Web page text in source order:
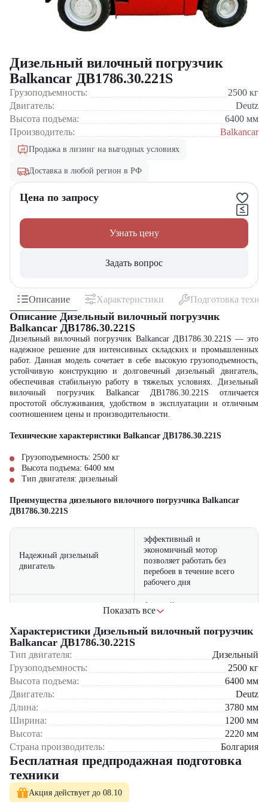
Дизельный вилочный погрузчик
Balkancar ДВ1786.30.221S
Грузоподъемность: 2500 кг
Двигатель:
Deutz
Высота подъема:
6400 мм
Производитель:
Balkancar
Продажа в лизинг на выгодных условиях
Доставка в любой регион в РФ
Цена по запросу
Узнать цену
Задать вопрос
Описание Характеристики Подготовка
Описание Дизельный вилочный погрузчик
Balkancar ДВ1786.30.221S
Дизельный вилочный погрузчик Balkancar ДВ1786.30.221S — это
надежное решение для интенсивных складских и промышленных
работ. Данная модель сочетает в себе высокую грузоподъемность,
устойчивую конструкцию и долговечный дизельный двигатель,
обеспечивая стабильную работу в тяжелых условиях. Дизельный
вилочный погрузчик Balkancar ДВ1786.30.221S отличается
простотой обслуживания, удобством в эксплуатации и отличным
соотношением цены и производительности.
Технические характеристики Balkancar ДВ1786.30.221S
Грузоподъемность: 2500 кг
Высота подъема: 6400 мм
Тип двигателя: дизельный
Преимущества дизельного вилочного погрузчика Balkancar
ДВ1786.30.221S
Надежный дизельный
двигатель
эффективный и
экономичный мотор
позволяет работать без
перебоев в течение всего
рабочего дня
быстрый доступ к основным
узлам снижает затраты
времени и средств на
Универсальность
применения
подходит как для наружных,
так и для крытых складских
площадок, обеспечивая
Где применяется вилочный погрузчик Balkancar
ДВ1786.30.221S?
Промышленные предприятия — для перемещения материалов и
полуфабрикатов
Складские комплексы и логистика — эффективная обработка
паллет и контейнеров
Строительные площадки — транспортировка стройматериалов
Показать все
Характеристики Дизельный вилочный погрузчик
Balkancar ДВ1786.30.221S
Тип двигателя:
Дизельный
Грузоподъемность:
2500 кг
Высота подъема:
6400 мм
Двигатель:
Deutz
Длина:
3780 мм
Ширина:
1200 мм
Высота:
2220 мм
Страна производитель:
Болгария
Бесплатная предпродажная подготовка
техники
Акция действует до 08.10